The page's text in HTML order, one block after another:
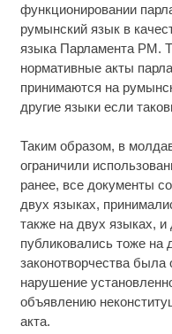
функционировании
румынский язык в
языка Парламента РМ.
нормативные акты
принимаются на
другие языки если
Таким образом, в
ограничили
ранее, все документы
двух языках,
также на двух языках,
публиковались тоже на
законотворчества
нарушение
объявлению
акта.
Ржу не
раз
Взломали
переписках